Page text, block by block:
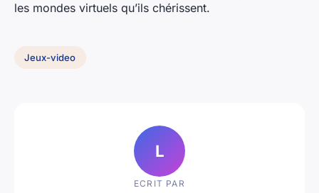
les mondes virtuels qu’ils chérissent.
Jeux-video
L
ECRIT PAR